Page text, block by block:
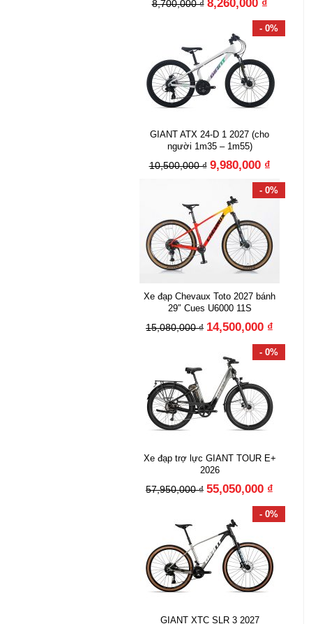
8,700,000 ₫ 8,260,000 ₫
- 0%
GIANT ATX 24-D 1 2027 (cho
người 1m35 – 1m55)
10,500,000 ₫ 9,980,000 ₫
- 0%
Xe đạp Chevaux Toto 2027 bánh
29″ Cues U6000 11S
15,080,000 ₫ 14,500,000 ₫
- 0%
Xe đạp trợ lực GIANT TOUR E+
2026
57,950,000 ₫ 55,050,000 ₫
- 0%
GIANT XTC SLR 3 2027